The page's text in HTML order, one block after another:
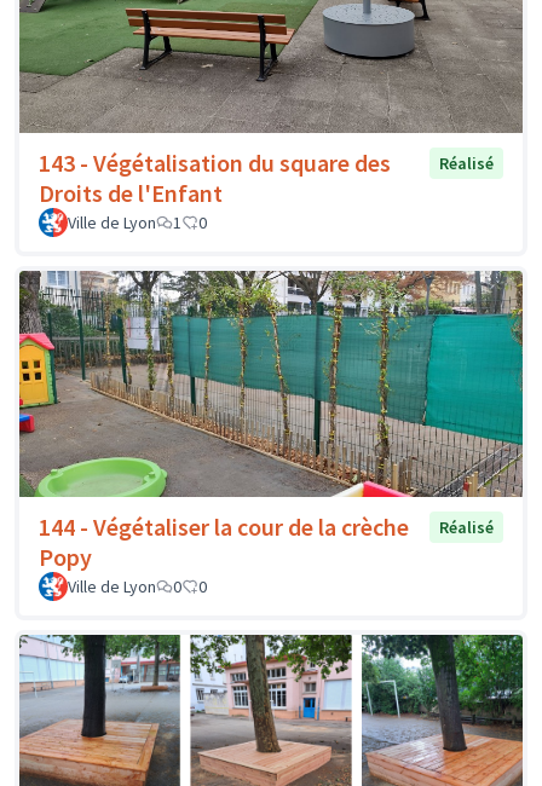
143 - Végétalisation du square des
Droits de l'Enfant
Réalisé
Ville de Lyon 1 0
144 - Végétaliser la cour de la crèche
Popy
Réalisé
Ville de Lyon 0 0